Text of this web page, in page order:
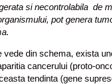
si necontrolabila de
pot genera
vede din schema, exista
cancerului (proto-
tendinta (gene